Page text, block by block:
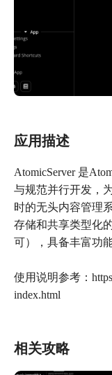
应用描述
AtomicServer 是
与规范并行开发，
时的无头内容管理
存储和共享类型化
可），具备丰富功能
使用说明参考：
index.html
相关攻略